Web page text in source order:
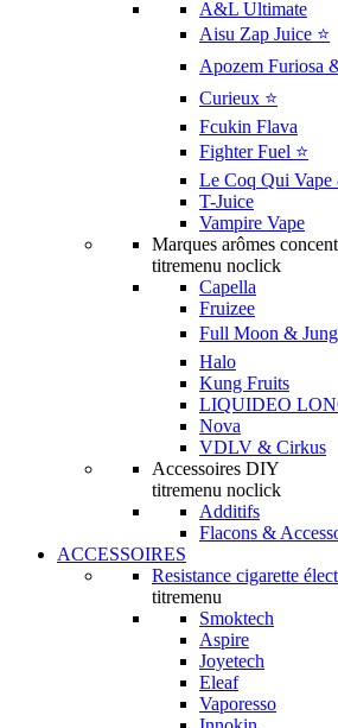
A&L Ultimate
Aisu Zap Juice ⭐️
Apozem Furiosa
Curieux ⭐️
Fcukin Flava
Fighter Fuel ⭐️
Le Coq Qui
T-Juice
Vampire Vape
Marques arômes
titremenu noclick
Capella
Fruizee
Full Moon &
Halo
Kung Fruits
LIQUIDEO
Nova
VDLV & Cirkus
Accessoires DIY
titremenu noclick
Additifs
Flacons &
ACCESSOIRES
Resistance cigarette
titremenu
Smoktech
Aspire
Joyetech
Eleaf
Vaporesso